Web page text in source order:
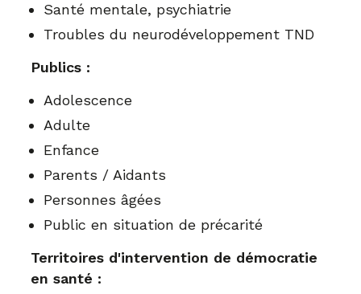
Santé mentale, psychiatrie
Troubles du neurodéveloppement TND
Publics :
Adolescence
Adulte
Enfance
Parents / Aidants
Personnes âgées
Public en situation de précarité
Territoires d'intervention de démocratie
en santé :